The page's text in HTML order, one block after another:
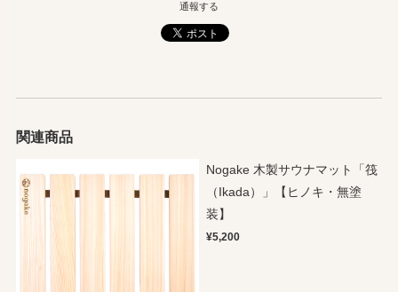
通報する
関連商品
Nogake 木製サウナマット「筏
（Ikada）」【ヒノキ・無塗
装】
¥5,200